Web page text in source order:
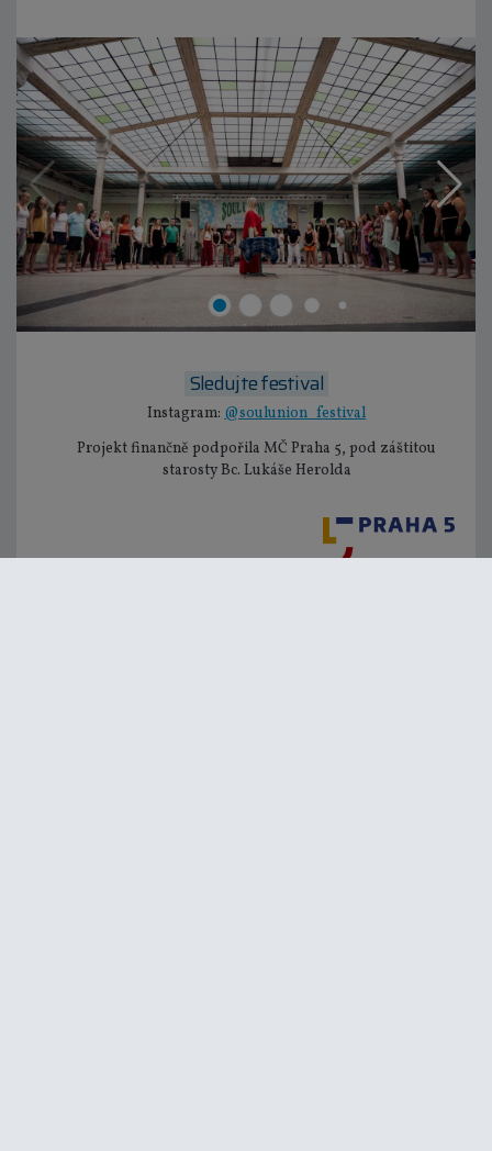
Sledujte festival
Instagram:@soulunion_festival
Projekt finančně podpořila MČ Praha 5, pod záštitou
starosty Bc. Lukáše Herolda